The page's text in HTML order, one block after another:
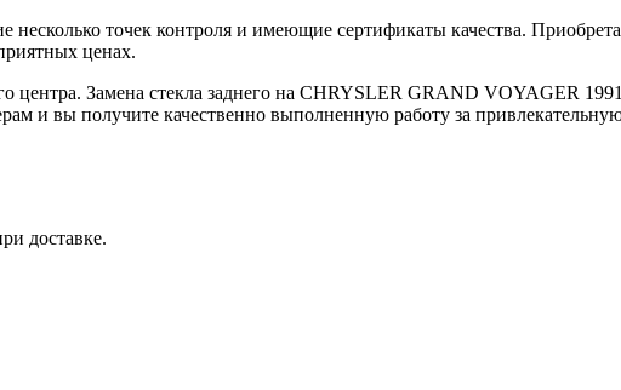
несколько точек контроля и имеющие сертификаты качества.
ценах.
центра. Замена стекла заднего на CHRYSLER GRAND VOYAGER
и вы получите качественно выполненную работу за
доставке.